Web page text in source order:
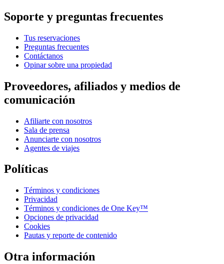
Soporte y preguntas frecuentes
Tus reservaciones
Preguntas frecuentes
Contáctanos
Opinar sobre una propiedad
Proveedores, afiliados y medios de
comunicación
Afiliarte con nosotros
Sala de prensa
Anunciarte con nosotros
Agentes de viajes
Políticas
Términos y condiciones
Privacidad
Términos y condiciones de One Key™
Opciones de privacidad
Cookies
Pautas y reporte de contenido
Otra información